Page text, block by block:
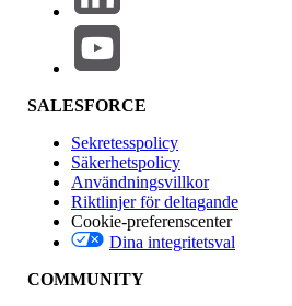
Funktionspåverkan
Version
SALESFORCE
Sekretesspolicy
Säkerhetspolicy
Användningsvillkor
Riktlinjer för deltagande
Cookie-preferenscenter
Dina integritetsval
COMMUNITY